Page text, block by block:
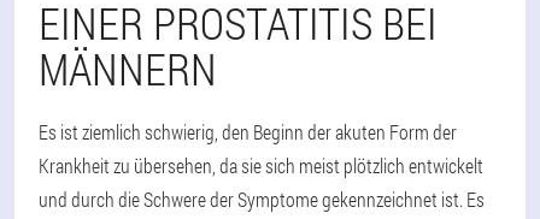
EINER PROSTATITIS BEI
MÄNNERN
Es ist ziemlich schwierig, den Beginn der akuten Form der
Krankheit zu übersehen, da sie sich meist plötzlich entwickelt
und durch die Schwere der Symptome gekennzeichnet ist. Es